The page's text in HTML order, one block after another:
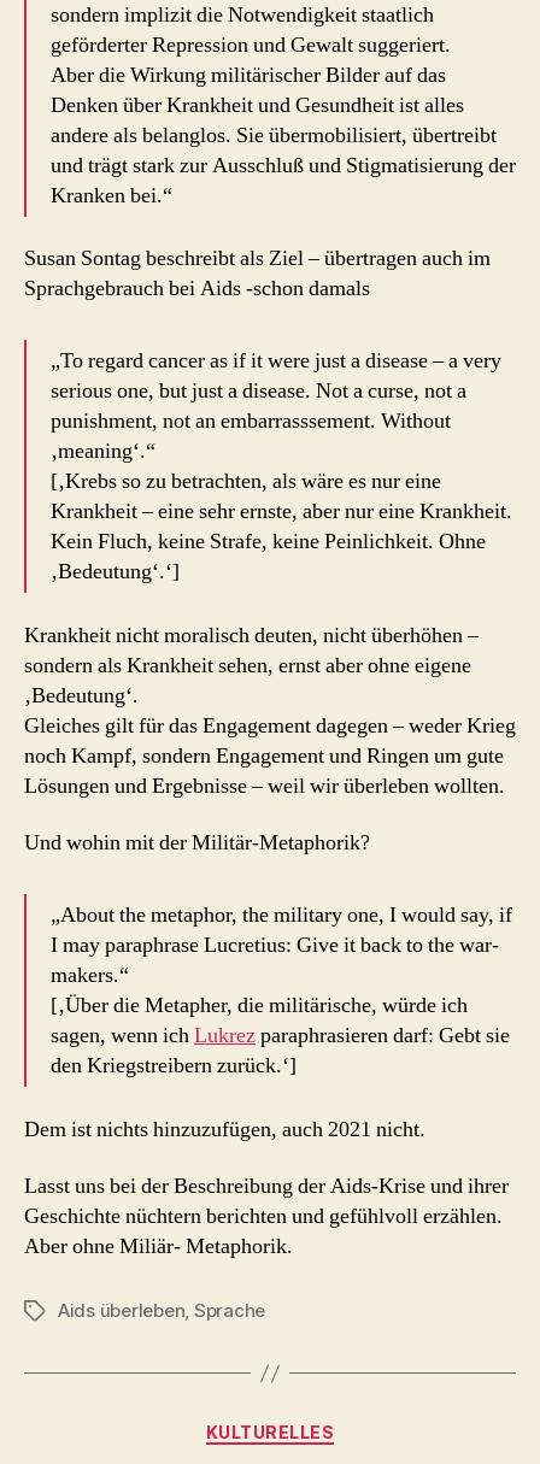
sondern implizit die Notwendigkeit staatlich
geförderter Repression und Gewalt suggeriert.
Aber die Wirkung militärischer Bilder auf das
Denken über Krankheit und Gesundheit ist alles
andere als belanglos. Sie übermobilisiert, übertreibt
und trägt stark zur Ausschluß und Stigmatisierung der
Kranken bei.“
Susan Sontag beschreibt als Ziel – übertragen auch im
Sprachgebrauch bei Aids -schon damals
„To regard cancer as if it were just a disease – a very
serious one, but just a disease. Not a curse, not a
punishment, not an embarrasssement. Without
‚meaning‘.“
[‚Krebs so zu betrachten, als wäre es nur eine
Krankheit – eine sehr ernste, aber nur eine Krankheit.
Kein Fluch, keine Strafe, keine Peinlichkeit. Ohne
‚Bedeutung‘.‘]
Krankheit nicht moralisch deuten, nicht überhöhen –
sondern als Krankheit sehen, ernst aber ohne eigene
‚Bedeutung‘.
Gleiches gilt für das Engagement dagegen – weder Krieg
noch Kampf, sondern Engagement und Ringen um gute
Lösungen und Ergebnisse – weil wir überleben wollten.
Und wohin mit der Militär-Metaphorik?
„About the metaphor, the military one, I would say, if
I may paraphrase Lucretius: Give it back to the war-
makers.“
[‚Über die Metapher, die militärische, würde ich
sagen, wenn ichLukrezparaphrasieren darf: Gebt sie
den Kriegstreibern zurück.‘]
Dem ist nichts hinzuzufügen, auch 2021 nicht.
Lasst uns bei der Beschreibung der Aids-Krise und ihrer
Geschichte nüchtern berichten und gefühlvoll erzählen.
Aber ohne Miliär- Metaphorik.
Schlagwörter
Aids überleben, Sprache
Kategorien
KULTURELLES